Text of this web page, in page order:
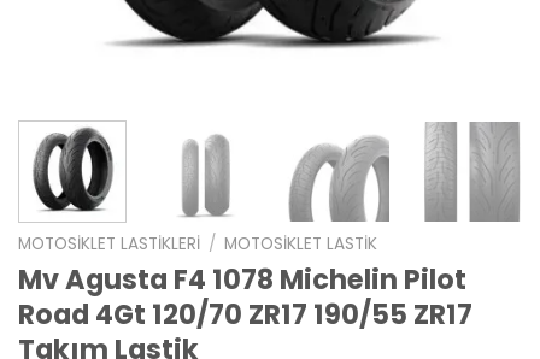
MOTOSIKLET LASTIKLERI / MOTOSIKLET LASTIK
Mv Agusta F4 1078 Michelin Pilot
Road 4Gt 120/70 ZR17 190/55 ZR17
Takım Lastik